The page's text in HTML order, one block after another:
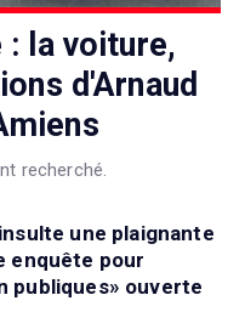
la voiture,
d'Arnaud
recherché.
une plaignante
enquête pour
publiques» ouverte